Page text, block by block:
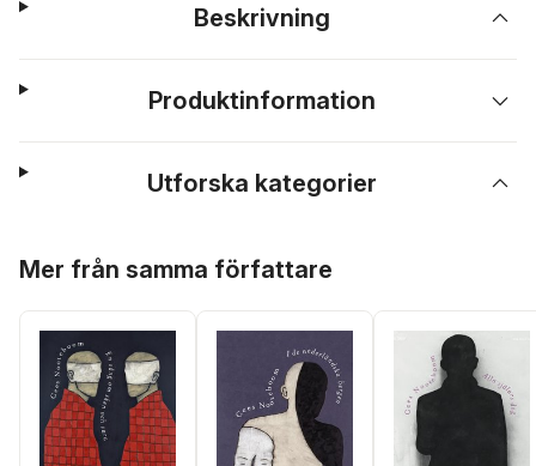
Beskrivning
Produktinformation
Utforska kategorier
Mer från samma författare